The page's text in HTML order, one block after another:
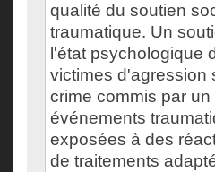
qualité du soutien
traumatique. Un
l'état psychologique
victimes d'agression
crime commis par
événements
exposées à des
de traitements